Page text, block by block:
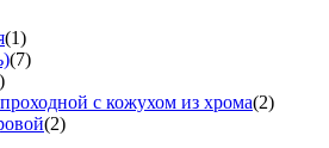
(1)
(7)
с кожухом из хрома(2)
(2)